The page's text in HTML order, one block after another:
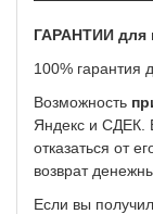
ГАРАНТИИ для
100% гарантия
Возможность
Яндекс и СДЕК.
отказаться от
возврат
Если вы